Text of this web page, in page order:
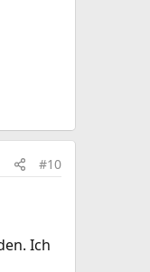
#10
Ich